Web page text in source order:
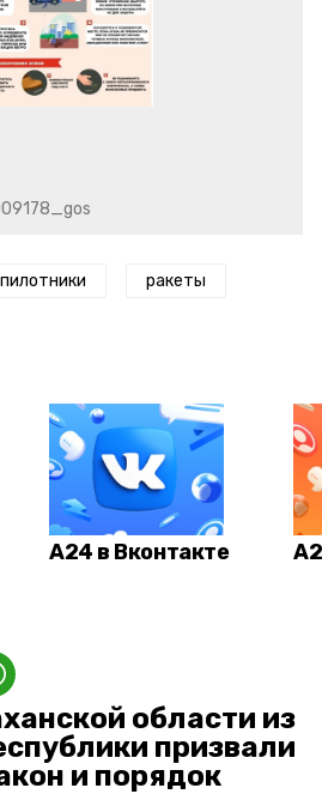
ракеты
А24 в Вконтакте
области из
призвали
и порядок